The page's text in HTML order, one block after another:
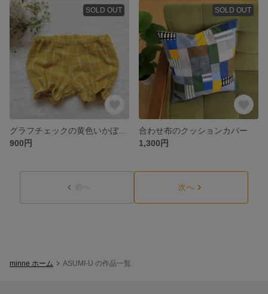
SOLD OUT
グラフチェックの黄色いかぼちゃパンツ
900円
SOLD OUT
合わせ布のクッションカバー
1,300円
前へ 次へ
minne ホーム ASUMI-U の作品一覧